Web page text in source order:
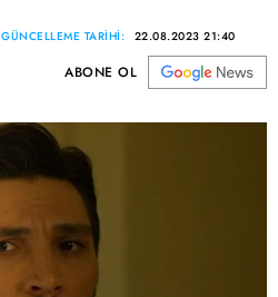
GÜNCELLEME TARİHİ: 22.08.2023 21:40
ABONE OL